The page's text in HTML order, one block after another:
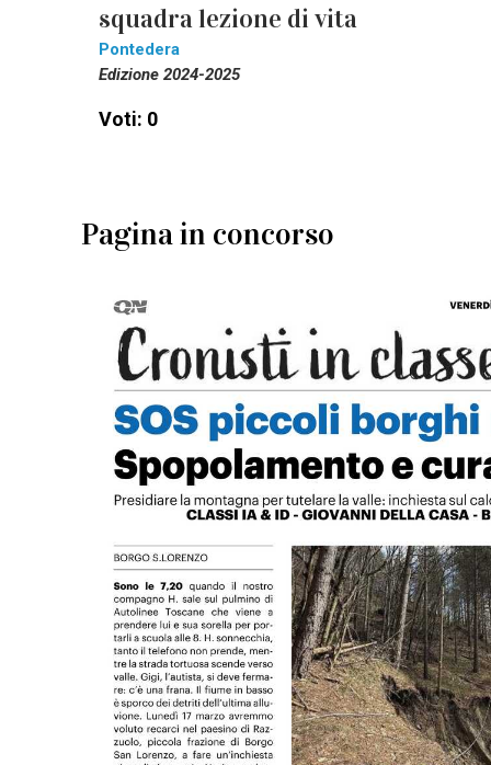
squadra lezione di vita
Pontedera
Edizione 2024-2025
Voti: 0
Pagina in concorso